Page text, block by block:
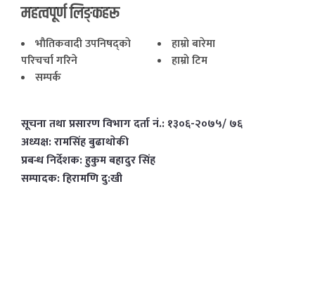
महत्वपूर्ण लिङ्कहरू
भाैतिकवादी उपनिषद्काे
परिचर्चा गरिने
हाम्राे बारेमा
हाम्राे टिम
सम्पर्क
सूचना तथा प्रसारण विभाग दर्ता नं.: १३०६-२०७५/ ७६
अध्यक्ष: रामसिंह बुढाथाेकी
प्रबन्ध निर्देशक: हुकुम बहादुर सिंह
सम्पादक: हिरामणि दु:खी